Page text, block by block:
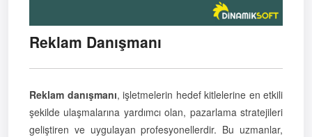
Reklam Danışmanı
Reklam danışmanı, işletmelerin hedef kitlelerine en etkili
şekilde ulaşmalarına yardımcı olan, pazarlama stratejileri
geliştiren ve uygulayan profesyonellerdir. Bu uzmanlar,